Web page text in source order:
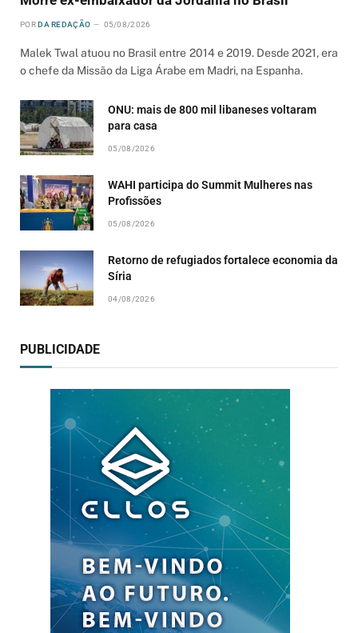
POR DA REDAÇÃO 05/08/2026
Malek Twal atuou no Brasil entre 2014 e 2019. Desde 2021, era
o chefe da Missão da Liga Árabe em Madri, na Espanha.
ONU: mais de 800 mil libaneses voltaram
para casa
05/08/2026
WAHI participa do Summit Mulheres nas
Profissões
05/08/2026
Retorno de refugiados fortalece economia da
Síria
04/08/2026
PUBLICIDADE